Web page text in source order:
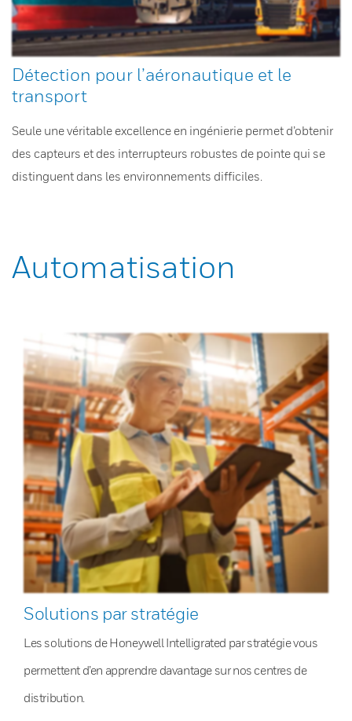
Détection pour l’aéronautique et le
transport
Seule une véritable excellence en ingénierie permet d’obtenir
des capteurs et des interrupteurs robustes de pointe qui se
distinguent dans les environnements difficiles.
Automatisation
Solutions par stratégie
Les solutions de Honeywell Intelligrated par stratégie vous
permettent d’en apprendre davantage sur nos centres de
distribution.